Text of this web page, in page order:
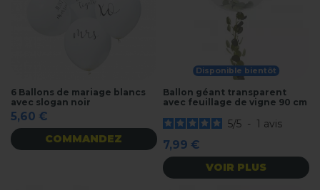
6 Ballons de mariage blancs
avec slogan noir
5,60 €
COMMANDEZ
Disponible bientôt
Ballon géant transparent
avec feuillage de vigne 90 cm
5/5 - 1 avis
7,99 €
VOIR PLUS